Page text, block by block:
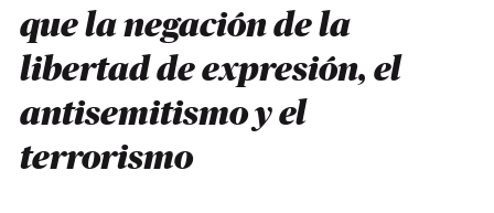
que la negación de la
libertad de expresión, el
antisemitismo y el
terrorismo